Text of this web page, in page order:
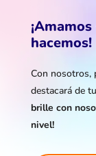
hacemos!
Con nosotros,
destacará de
brille con
nivel!